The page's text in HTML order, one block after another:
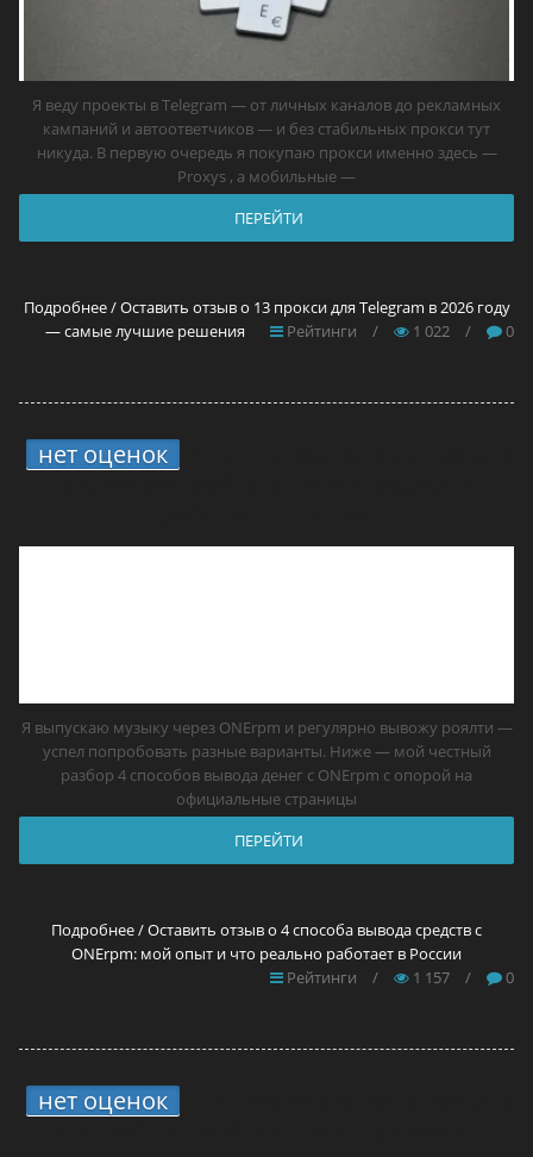
Я веду проекты в Telegram — от личных каналов до рекламных
кампаний и автоответчиков — и без стабильных прокси тут
никуда. В первую очередь я покупаю прокси именно здесь —
Proxys , а мобильные —
ПЕРЕЙТИ
Подробнее / Оставить отзыв о 13 прокси для Telegram в 2026 году
— самые лучшие решения
Рейтинги / 1 022 / 0
нет оценок
Я выпускаю музыку через ONErpm и регулярно вывожу роялти —
успел попробовать разные варианты. Ниже — мой честный
разбор 4 способов вывода денег с ONErpm с опорой на
официальные страницы
ПЕРЕЙТИ
Подробнее / Оставить отзыв о 4 способа вывода средств с
ONErpm: мой опыт и что реально работает в России
Рейтинги
/ 1 157 / 0
нет оценок